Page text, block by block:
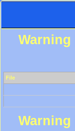
Warning
File
Warning